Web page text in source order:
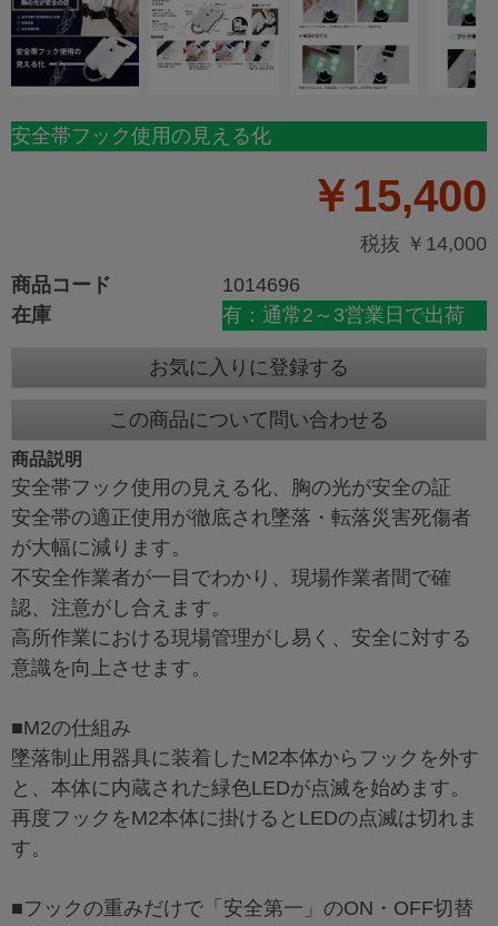
安全帯フック使用の見える化
￥15,400
税抜 ￥14,000
商品コード
1014696
在庫
有：通常2～3営業日で出荷
お気に入りに登録する
この商品について問い合わせる
商品説明
安全帯フック使用の見える化、胸の光が安全の証
安全帯の適正使用が徹底され墜落・転落災害死傷者
が大幅に減ります。
不安全作業者が一目でわかり、現場作業者間で確
認、注意がし合えます。
高所作業における現場管理がし易く、安全に対する
意識を向上させます。
■M2の仕組み
墜落制止用器具に装着したM2本体からフックを外す
と、本体に内蔵された緑色LEDが点滅を始めます。
再度フックをM2本体に掛けるとLEDの点滅は切れま
す。
■フックの重みだけで「安全第一」のON・OFF切替